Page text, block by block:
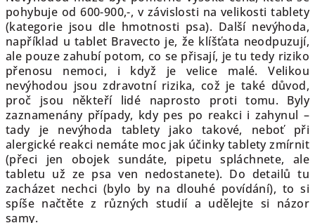
pohybuje od 600-900,-, v závislosti na velikosti tablety
(kategorie jsou dle hmotnosti psa). Další nevýhoda,
například u tablet Bravecto je, že klíšťata neodpuzují,
ale pouze zahubí potom, co se přisají, je tu tedy riziko
přenosu nemoci, i když je velice malé. Velikou
nevýhodou jsou zdravotní rizika, což je také důvod,
proč jsou někteří lidé naprosto proti tomu. Byly
zaznamenány případy, kdy pes po reakci i zahynul –
tady je nevýhoda tablety jako takové, neboť při
alergické reakci nemáte moc jak účinky tablety zmírnit
(přeci jen obojek sundáte, pipetu spláchnete, ale
tabletu už ze psa ven nedostanete). Do detailů tu
zacházet nechci (bylo by na dlouhé povídání), to si
spíše načtěte z různých studií a udělejte si názor
samy.